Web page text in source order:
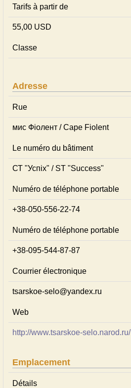
Tarifs à partir de
55,00 USD
Classe
Adresse
Rue
мис Фіолент / Cape Fiolent
Le numéro du bâtiment
СТ "Успіх" / ST "Success"
Numéro de téléphone portable
+38-050-556-22-74
Numéro de téléphone portable
+38-095-544-87-87
Courrier électronique
tsarskoe-selo@yandex.ru
Web
http://www.tsarskoe-selo.narod.ru/
Emplacement
Détails